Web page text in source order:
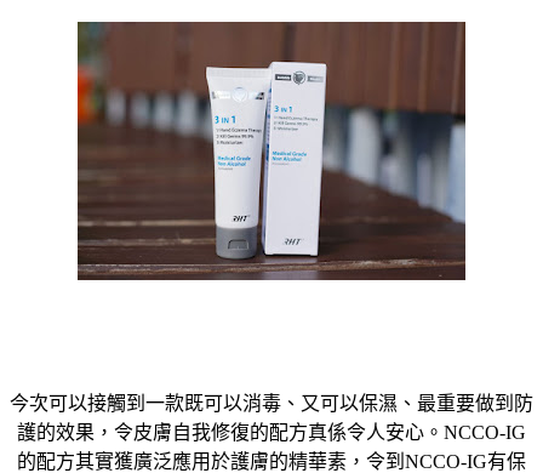
今次可以接觸到一款既可以消毒、又可以保濕、最重要做到防
護的效果，令皮膚自我修復的配方真係令人安心。NCCO-IG
的配方其實獲廣泛應用於護膚的精華素，令到NCCO-IG有保